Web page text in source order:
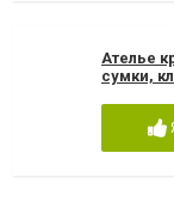
Ателье
сумки,